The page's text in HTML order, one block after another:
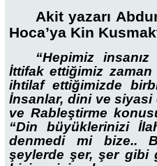
Akit yazarı
Hoca’ya Kin
“Hepimiz
İttifak ettiğimiz
ihtilaf ettiğimizde
İnsanlar, dini ve siyasi
ve Rableştirme
“Din büyüklerinizi
denmedi mi bize..
şeylerde şer, şer gibi